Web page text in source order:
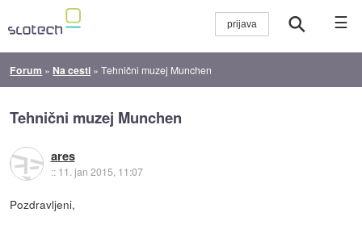
☰
Forum » Na cesti »Tehnični muzej Munchen
Tehnični muzej Munchen
ares
:: 11. jan 2015, 11:07
Pozdravljeni,